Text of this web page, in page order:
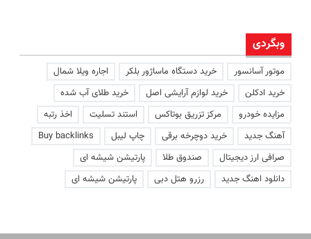
وبگردی
موتور آسانسور خرید دستگاه ماساژور بلکر
اجاره ویلا شمال
خرید ادکلن
خرید لوازم آرایشی اصل
خرید طلای آب شده
مزایده خودرو
مرکز تزریق بوتاکس استند تسلیت
اخذ رتبه
آهنگ جدید
خرید دوچرخه برقی چاپ لیبل
Buy backlinks
صرافی ارز دیجیتال
صندوق طلا
پارتیشن شیشه ای
دانلود اهنگ جدید
رزرو هتل دبی پارتیشن شیشه ای